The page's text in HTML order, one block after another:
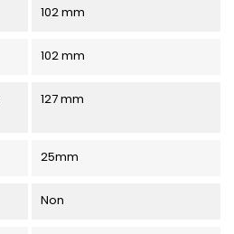
102 mm
102 mm
127 mm
25mm
Non